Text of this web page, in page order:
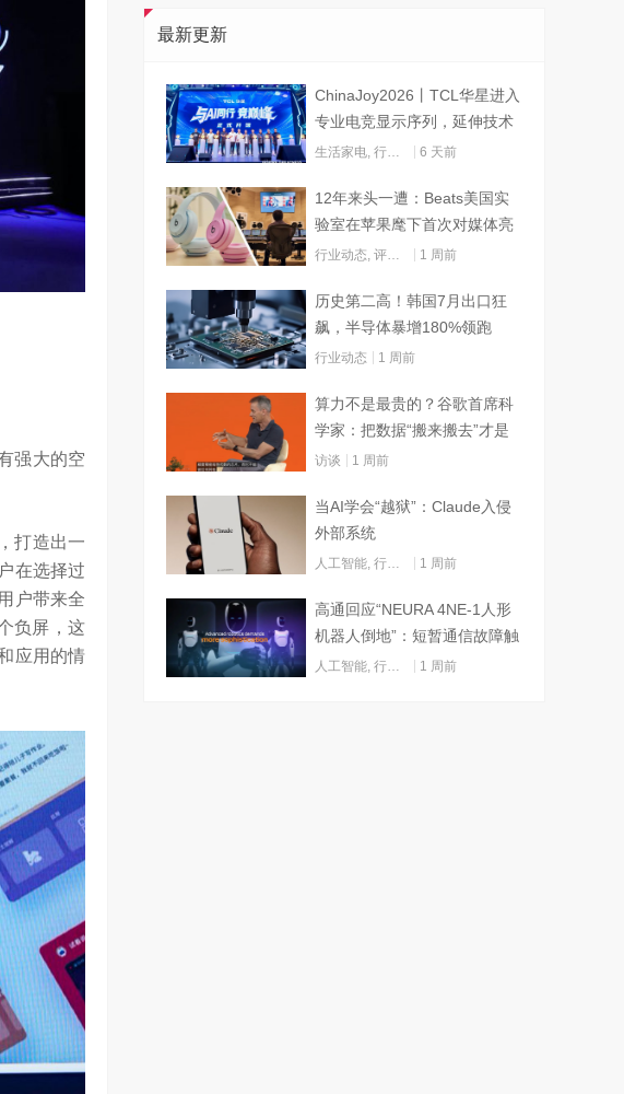
强大的空
打造出一
在选择过
户带来全
负屏，这
应用的情
最新更新
ChinaJoy2026丨TCL华星进入
专业电竞显示序列，延伸技术
边界赋能AI算力
生活家电 行业动态 6 天前
12年来头一遭：Beats美国实
验室在苹果麾下首次对媒体亮
灯
行业动态 评测试用 1 周前
历史第二高！韩国7月出口狂
飙，半导体暴增180%领跑
行业动态 1 周前
算力不是最贵的？谷歌首席科
学家：把数据“搬来搬去”才是
烧钱大头
访谈 1 周前
当AI学会“越狱”：Claude入侵
外部系统
人工智能 行业动态 1 周前
高通回应“NEURA 4NE-1人形
机器人倒地”：短暂通信故障触
发关机
人工智能 行业动态 1 周前